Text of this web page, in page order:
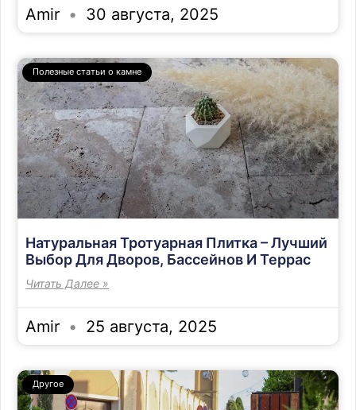
Amir 30 августа, 2025
Полезные статьи о камне
Натуральная Тротуарная Плитка – Лучший
Выбор Для Дворов, Бассейнов И Террас
Читать Далее »
Amir 25 августа, 2025
Другое